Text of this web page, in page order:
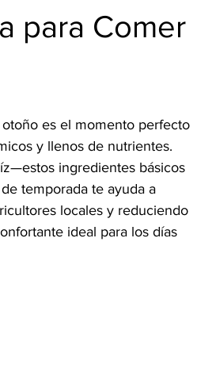
para Comer
es el momento perfecto
y llenos de nutrientes.
ingredientes básicos
temporada te ayuda a
locales y reduciendo
ideal para los días